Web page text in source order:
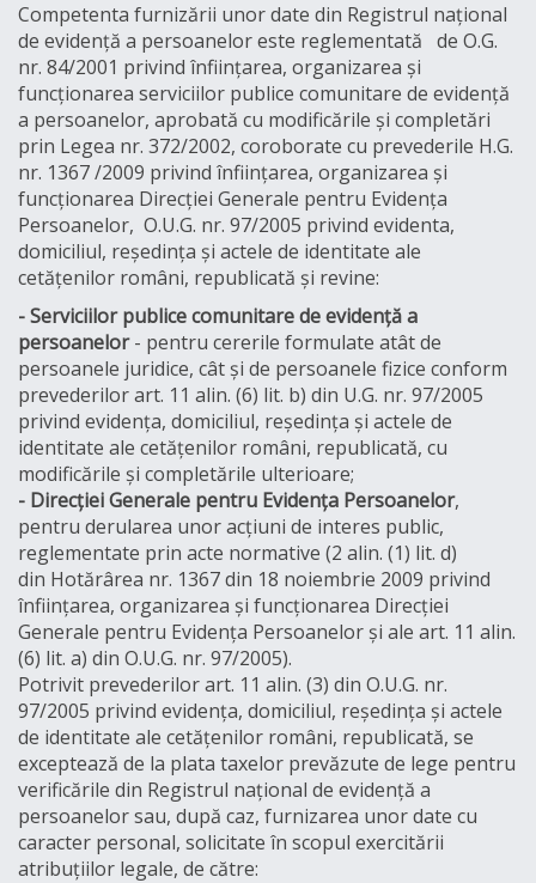
Competenta furnizării unor date din Registrul național
de evidență a persoanelor este reglementată de O.G.
nr. 84/2001 privind înființarea, organizarea și
funcționarea serviciilor publice comunitare de evidență
a persoanelor, aprobată cu modificările și completări
prin Legea nr. 372/2002, coroborate cu prevederile H.G.
nr. 1367 /2009 privind înființarea, organizarea și
funcționarea Direcției Generale pentru Evidența
Persoanelor, O.U.G. nr. 97/2005 privind evidenta,
domiciliul, reședința și actele de identitate ale
cetățenilor români, republicată și revine:
- Serviciilor publice comunitare de evidență a
persoanelor- pentru cererile formulate atât de
persoanele juridice, cât și de persoanele fizice conform
prevederilor art. 11 alin. (6) lit. b) din U.G. nr. 97/2005
privind evidența, domiciliul, reședința și actele de
identitate ale cetățenilor români, republicată, cu
modificările și completările ulterioare;
- Direcției Generale pentru Evidența Persoanelor,
pentru derularea unor acțiuni de interes public,
reglementate prin acte normative (2 alin. (1) lit. d)
din Hotărârea nr. 1367 din 18 noiembrie 2009 privind
înființarea, organizarea și funcționarea Direcției
Generale pentru Evidența Persoanelor și ale art. 11 alin.
(6) lit. a) din O.U.G. nr. 97/2005).
Potrivit prevederilor art. 11 alin. (3) din O.U.G. nr.
97/2005 privind evidența, domiciliul, reședința și actele
de identitate ale cetățenilor români, republicată, se
exceptează de la plata taxelor prevăzute de lege pentru
verificările din Registrul național de evidență a
persoanelor sau, după caz, furnizarea unor date cu
caracter personal, solicitate în scopul exercitării
atribuțiilor legale, de către: